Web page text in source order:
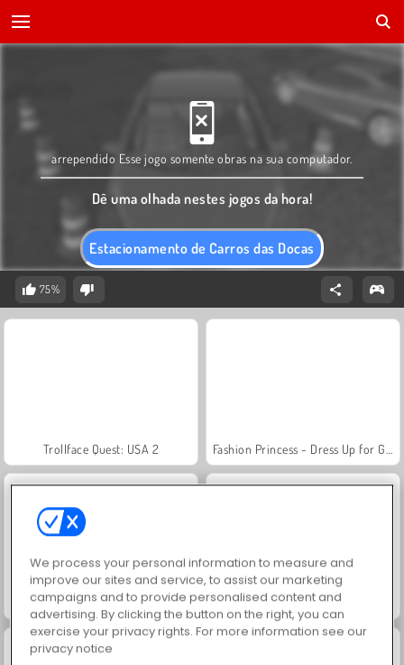
Estacionamento de Carros das Docas
arrependido Esse jogo somente obras na sua computador.
Dê uma olhada nestes jogos da hora!
75%
Trollface Quest: USA 2
Jewel Garden Story Heroes of Myths
We process your personal information to measure and
improve our sites and service, to assist our marketing
campaigns and to provide personalised content and
advertising. By clicking the button on the right, you can
exercise your privacy rights. For more information see our
privacy notice